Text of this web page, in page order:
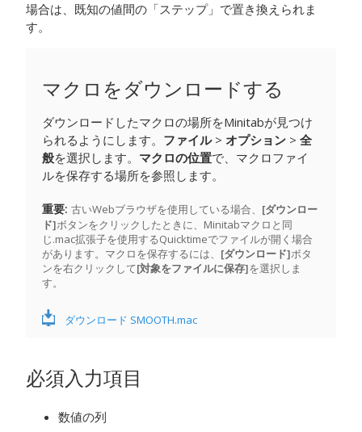
場合は、既知の値間の「ステップ」で置き換えられま
す。
マクロをダウンロードする
ダウンロードしたマクロの場所をMinitabが見つけ
られるようにします。 ファイル> オプション > 全
般を選択します。 マクロの位置で、マクロファイ
ルを保存する場所を参照します。
重要 古いWebブラウザを使用している場合、 [ダウンロー
ド]ボタンをクリックしたときに、Minitabマクロと同
じ.mac拡張子を使用するQuicktimeでファイルが開く場合
があります。マクロを保存するには、 [ダウンロード]ボタ
ンを右クリックして[対象をファイルに保存]を選択しま
す。
ダウンロード SMOOTH.mac
必須入力項目
数値の列